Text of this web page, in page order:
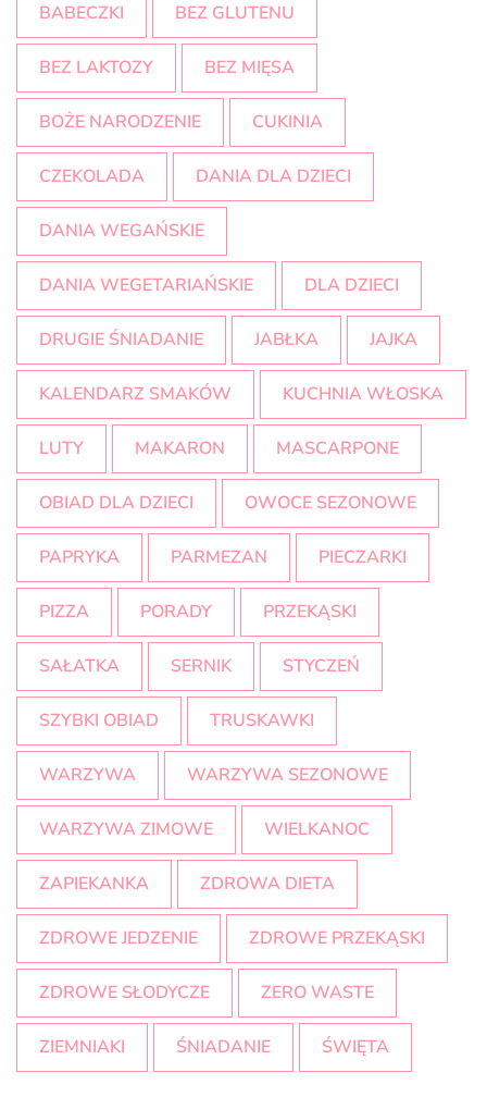
BABECZKI BEZ GLUTENU
BEZ LAKTOZY BEZ MIĘSA
BOŻE NARODZENIE CUKINIA
CZEKOLADA DANIA DLA DZIECI
DANIA WEGAŃSKIE
DANIA WEGETARIAŃSKIE DLA DZIECI
DRUGIE ŚNIADANIE JABŁKA JAJKA
KALENDARZ SMAKÓW KUCHNIA WŁOSKA
LUTY MAKARON MASCARPONE
OBIAD DLA DZIECI OWOCE SEZONOWE
PAPRYKA PARMEZAN PIECZARKI
PIZZA PORADY PRZEKĄSKI
SAŁATKA SERNIK STYCZEŃ
SZYBKI OBIAD TRUSKAWKI
WARZYWA WARZYWA SEZONOWE
WARZYWA ZIMOWE WIELKANOC
ZAPIEKANKA ZDROWA DIETA
ZDROWE JEDZENIE ZDROWE PRZEKĄSKI
ZDROWE SŁODYCZE ZERO WASTE
ZIEMNIAKI ŚNIADANIE ŚWIĘTA